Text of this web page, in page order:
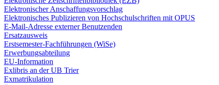
Elektronischer Anschaffungsvorschlag
Elektronisches Publizieren von Hochschulschriften mit OPUS
E-Mail-Adresse externer Benutzenden
Ersatzausweis
Erstsemester-Fachführungen (WiSe)
Erwerbungsabteilung
EU-Information
Exlibris an der UB Trier
Exmatrikulation